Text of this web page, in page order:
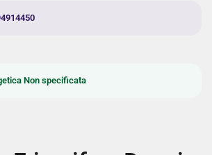
Non specificata